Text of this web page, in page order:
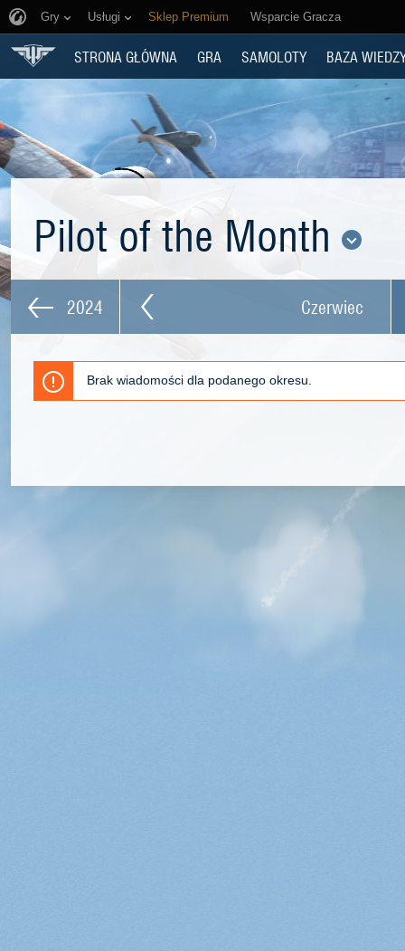
Gry Usługi Sklep Premium Wsparcie Gracza
STRONA GŁÓWNA GRA SAMOLOTY BAZA
Pilot of the Month
2024 Czerwiec
Brak wiadomości dla podanego okresu.